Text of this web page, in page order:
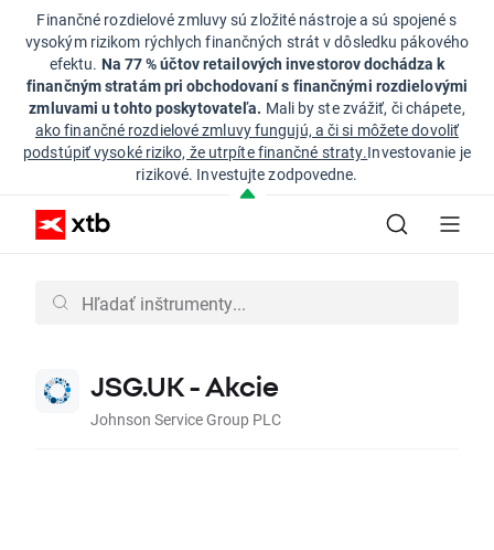
Finančné rozdielové zmluvy sú zložité nástroje a sú spojené s
vysokým rizikom rýchlych finančných strát v dôsledku pákového
efektu. Na 77 % účtov retailových investorov dochádza k
finančným stratám pri obchodovaní s finančnými rozdielovými
zmluvami u tohto poskytovateľa. Mali by ste zvážiť, či chápete,
ako finančné rozdielové zmluvy fungujú, a či si môžete dovoliť
podstúpiť vysoké riziko, že utrpíte finančné straty.Investovanie je
rizikové. Investujte zodpovedne.
JSG.UK - Akcie
Johnson Service Group PLC